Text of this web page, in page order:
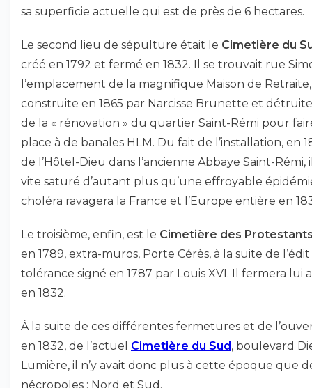
sa superficie actuelle qui est de près de 6 hectares.
Le second lieu de sépulture était le Cimetière du
créé en 1792 et fermé en 1832. Il se trouvait rue
l’emplacement de la magnifique Maison de Retraite,
construite en 1865 par Narcisse Brunette et
de la « rénovation » du quartier Saint-Rémi pour
place à de banales HLM. Du fait de l’installation, en
de l’Hôtel-Dieu dans l’ancienne Abbaye Saint-Rémi,
vite saturé d’autant plus qu’une effroyable
choléra ravagera la France et l’Europe entière en
Le troisième, enfin, est le Cimetière des
en 1789, extra-muros, Porte Cérès, à la suite de
tolérance signé en 1787 par Louis XVI. Il fermera lui
en 1832.
À la suite de ces différentes fermetures et de
en 1832, de l’actuel Cimetière du Sud, boulevard
Lumière, il n’y avait donc plus à cette époque que
nécropoles : Nord et Sud.